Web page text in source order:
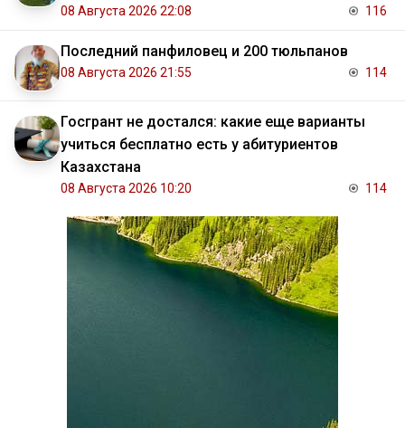
08 Августа 2026 22:08 116
Последний панфиловец и 200 тюльпанов
08 Августа 2026 21:55 114
Госгрант не достался: какие еще варианты
учиться бесплатно есть у абитуриентов
Казахстана
08 Августа 2026 10:20 114